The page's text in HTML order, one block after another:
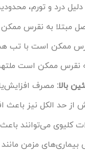
دلیل درد و تورم،
مبتلا به نقرس
ممکن است با تب
نقرس ممکن است
بالا: مصرف
حد الکل نیز باعث
کلیوی می‌توانند
بیماری‌های مزمن